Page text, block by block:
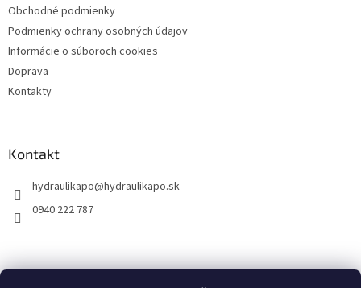
Obchodné podmienky
Podmienky ochrany osobných údajov
Informácie o súboroch cookies
Doprava
Kontakty
Kontakt
hydraulikapo@hydraulikapo.sk
0940 222 787